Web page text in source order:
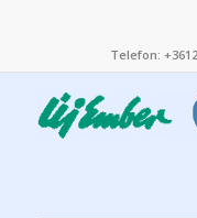
Telefon: